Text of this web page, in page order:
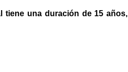
tiene una duración de 15 años,